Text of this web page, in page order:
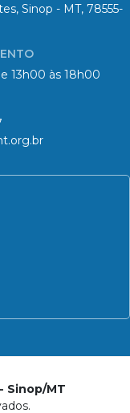
Sinop - MT, 78555-
13h00 às 18h00
Sinop/MT